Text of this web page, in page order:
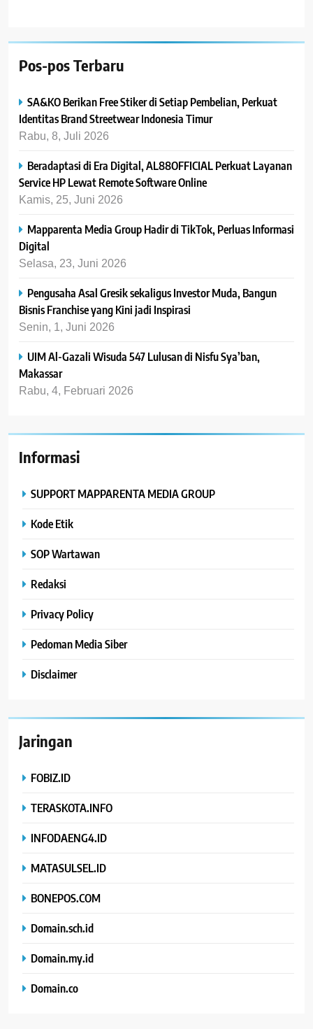
Pos-pos Terbaru
SA&KO Berikan Free Stiker di Setiap Pembelian, Perkuat
Identitas Brand Streetwear Indonesia Timur
Rabu, 8, Juli 2026
Beradaptasi di Era Digital, AL88OFFICIAL Perkuat Layanan
Service HP Lewat Remote Software Online
Kamis, 25, Juni 2026
Mapparenta Media Group Hadir di TikTok, Perluas Informasi
Digital
Selasa, 23, Juni 2026
Pengusaha Asal Gresik sekaligus Investor Muda, Bangun
Bisnis Franchise yang Kini jadi Inspirasi
Senin, 1, Juni 2026
UIM Al-Gazali Wisuda 547 Lulusan di Nisfu Sya’ban,
Makassar
Rabu, 4, Februari 2026
Informasi
SUPPORT MAPPARENTA MEDIA GROUP
Kode Etik
SOP Wartawan
Redaksi
Privacy Policy
Pedoman Media Siber
Disclaimer
Jaringan
FOBIZ.ID
TERASKOTA.INFO
INFODAENG4.ID
MATASULSEL.ID
BONEPOS.COM
Domain.sch.id
Domain.my.id
Domain.co